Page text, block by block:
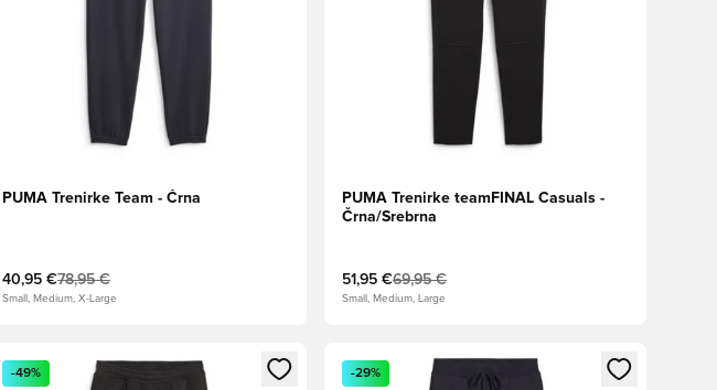
PUMA Trenirke Team - Črna
40,95 €78,95 €
Small, Medium, X-Large
PUMA Trenirke teamFINAL Casuals -
Črna/Srebrna
51,95 €69,95 €
Small, Medium, Large
Odpre Modal za prijavo ali vpis kot član
-49%
Odpre Modal za prijavo ali vpis kot član
-29%